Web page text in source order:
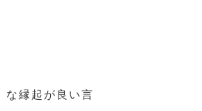
な縁起が良い言